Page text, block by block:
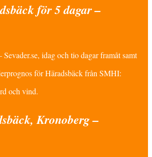
för 5 dagar –
idag och tio dagar framåt samt
för Häradsbäck från SMHI:
och vind.
Kronoberg –